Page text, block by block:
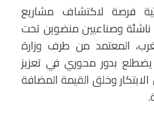
فرصة لاكتشاف مشاريع
وصناعيين منضوين تحت
المعتمد من طرف وزارة
يضطلع بدور محوري في تعزيز
وخلق القيمة المضافة